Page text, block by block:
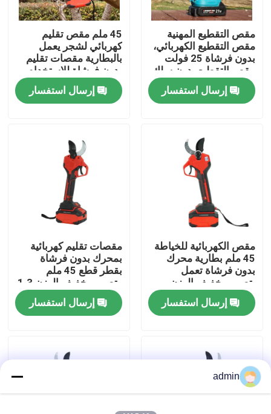
المنزل
المنتجات
عرض المصنع
اتصل بنا
اطلب اقتباس
منشار صغير محمول باليد
مقص التقطيع المهنية
مقص التقطيع الكهربائي،
بدون فرشاة 25 فولت
مقص التقطيع بدون سلك
إرسال استفسار
45 ملم مقص تقليم
كهربائي لشجر يعمل
بالبطارية مقصات تقليم
بدون فرشاة للاستخدام
في الحديقة
إرسال استفسار
مقص الكهربائية للخياطة
45 ملم بطارية محرك
بدون فرشاة تعمل
بتصميم خفيف الوزن
إرسال استفسار
مقصات تقليم كهربائية
بمحرك بدون فرشاة
بقطر قطع 45 ملم
وتصميم خفيف الوزن 1.3
كجم
إرسال استفسار
admin